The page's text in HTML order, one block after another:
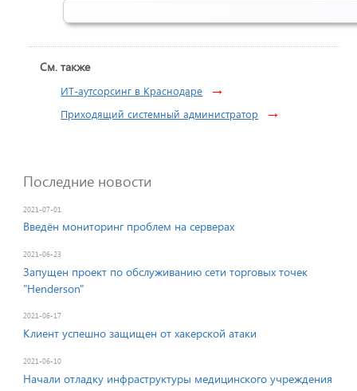
См. также
ИТ-аутсорсинг в Краснодаре →
Приходящий системный администратор →
Последние новости
2021-07-01
Введён мониторинг проблем на серверах
2021-06-23
Запущен проект по обслуживанию сети торговых точек
"Неnderson"
2021-06-17
Клиент успешно защищен от хакерской атаки
2021-06-10
Начали отладку инфраструктуры медицинского учреждения